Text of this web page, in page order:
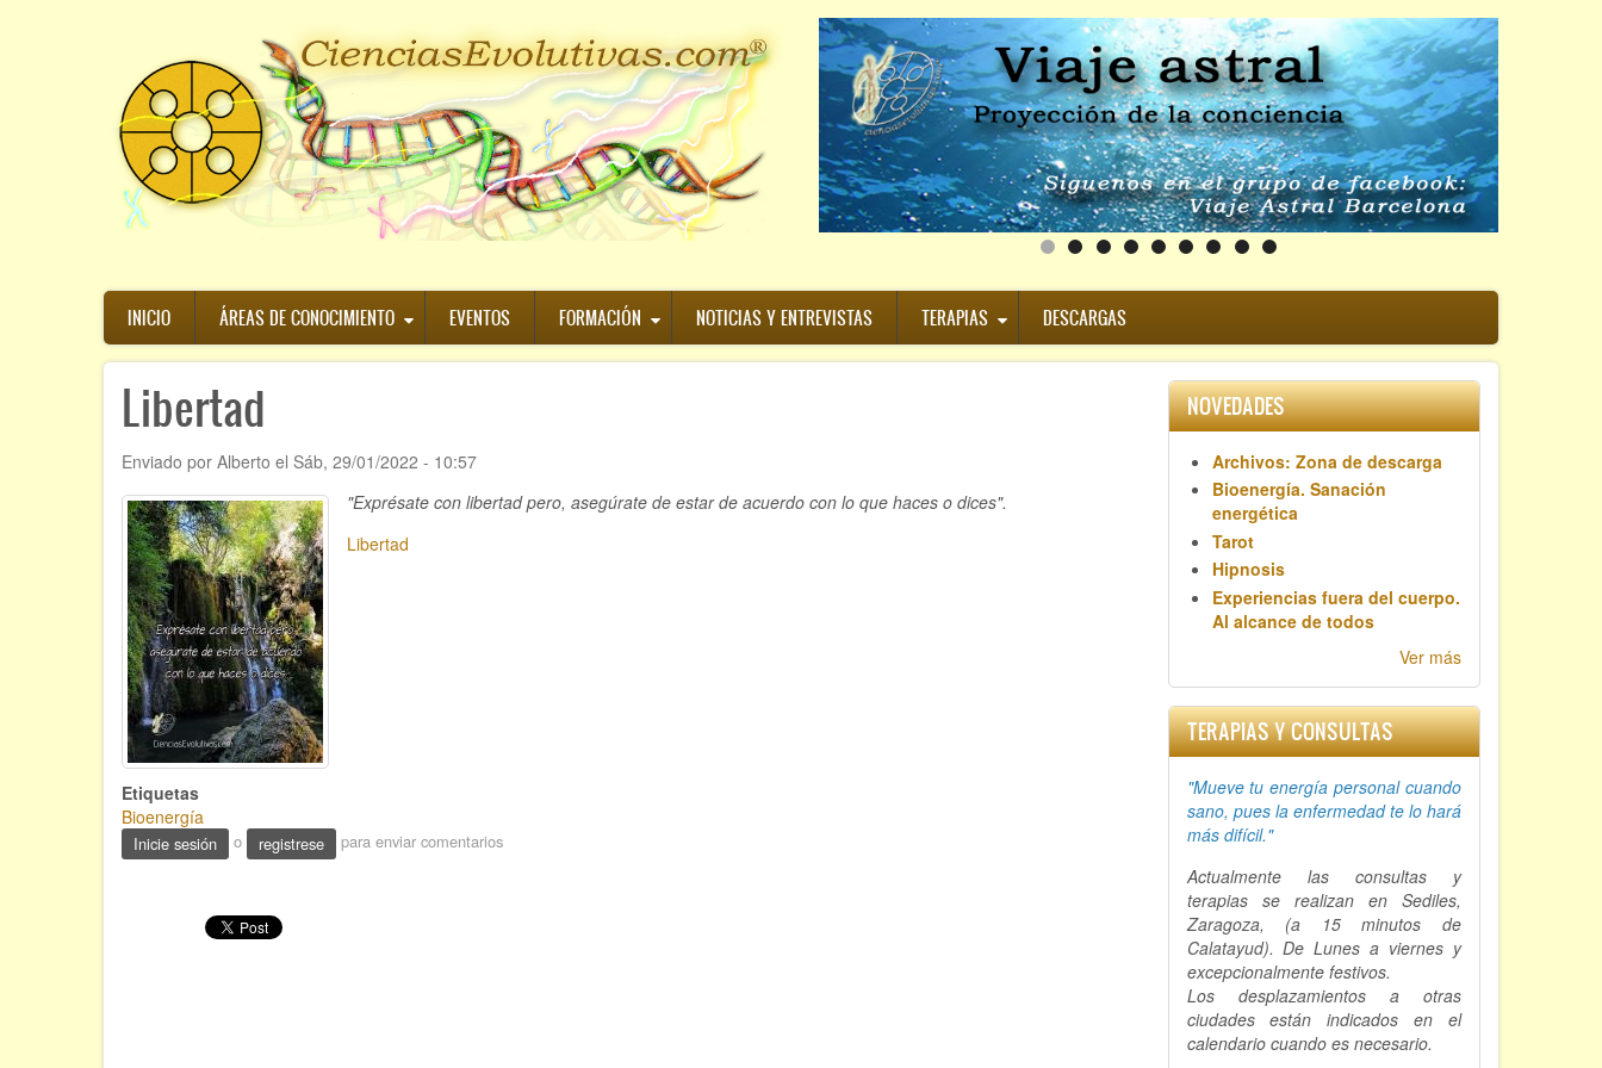
Navegación
principal
INICIO ÁREAS DE CONOCIMIENTO EVENTOS FORMACIÓN NOTICIAS Y ENTREVISTAS TERAPIAS DESCARGAS
Libertad
Enviado por Alberto el Sáb, 29/01/2022 - 10:57
"Exprésate con libertad pero, asegúrate de estar de acuerdo con lo que haces o dices".
Libertad
Etiquetas
Bioenergía
Inicie sesión o registrese para enviar comentarios
NOVEDADES
Archivos: Zona de descarga
Bioenergía. Sanación
energética
Tarot
Hipnosis
Experiencias fuera del cuerpo.
Al alcance de todos
Ver más
TERAPIAS Y CONSULTAS
"Mueve tu energía personal cuando
sano, pues la enfermedad te lo hará
más difícil."
Actualmente las consultas y
terapias se realizan en Sediles,
Zaragoza, (a 15 minutos de
Calatayud). De Lunes a viernes y
excepcionalmente festivos.
Los desplazamientos a otras
ciudades están indicados en el
calendario cuando es necesario.